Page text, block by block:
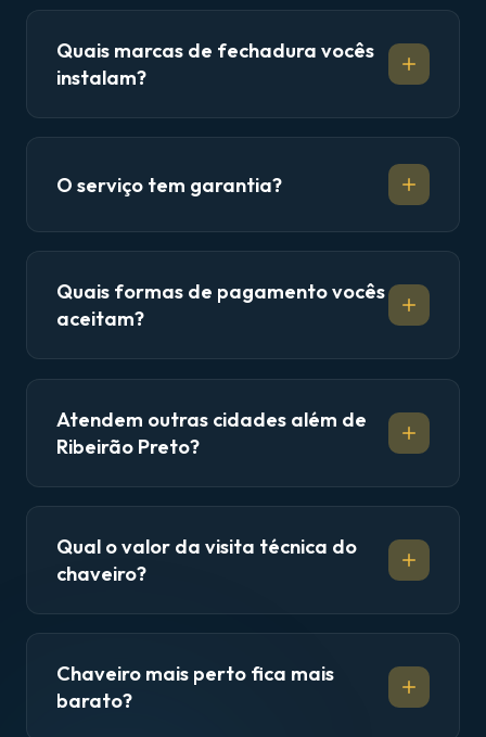
Quais marcas de fechadura vocês
instalam?
O serviço tem garantia?
Quais formas de pagamento vocês
aceitam?
Atendem outras cidades além de
Ribeirão Preto?
Qual o valor da visita técnica do
chaveiro?
Chaveiro mais perto fica mais
barato?